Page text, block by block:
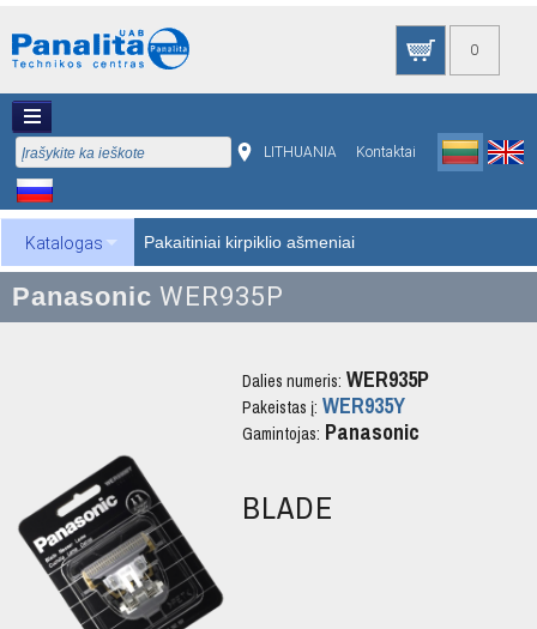
0
LITHUANIA Kontaktai
Katalogas Pakaitiniai kirpiklio ašmeniai
Panasonic WER935P
Dalies numeris: WER935P
Pakeistas į: WER935Y
Gamintojas: Panasonic
BLADE